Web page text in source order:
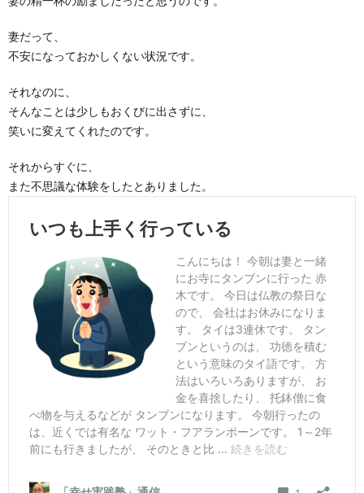
妻だって、
不安になっておかしくない状況です。
それなのに、
そんなことは少しもおくびに出さずに、
笑いに変えてくれたのです。
それからすぐに、
また不思議な体験をしたとありました。